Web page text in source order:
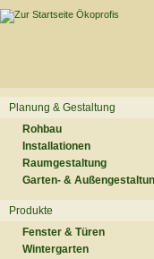
Planung & Gestaltung
Rohbau
Installationen
Raumgestaltung
Garten- &
Produkte
Fenster & Türen
Wintergarten